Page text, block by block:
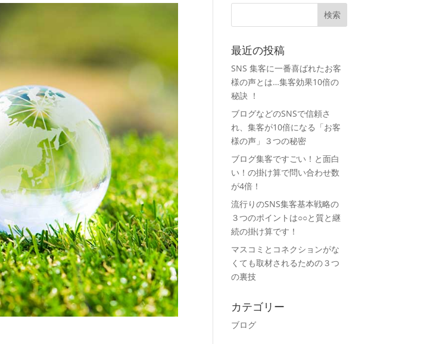
最近の投稿
SNS 集客に一番喜ばれたお客
様の声とは…集客効果10倍の
秘訣 ！
ブログなどのSNSで信頼さ
れ、集客が10倍になる「お客
様の声」３つの秘密
ブログ集客ですごい！と面白
い！の掛け算で問い合わせ数
が4倍！
流行りのSNS集客基本戦略の
３つのポイントは○○と質と継
続の掛け算です！
マスコミとコネクションがな
くても取材されるための３つ
の裏技
カテゴリー
ブログ